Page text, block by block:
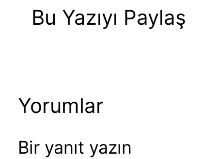
Bu Yazıyı Paylaş
Yorumlar
Bir yanıt yazın